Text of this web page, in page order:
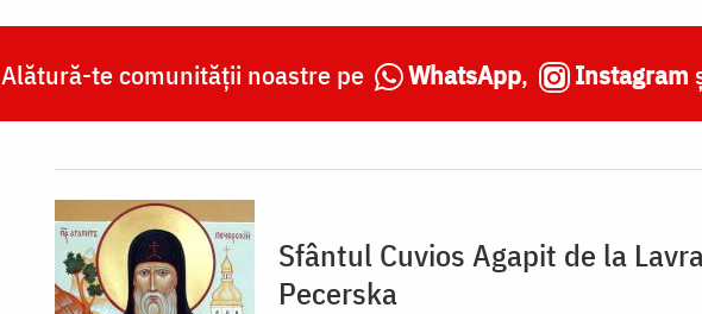
Alătură-te comunității noastre pe WhatsApp, Instagram
Sfântul Cuvios Agapit de la
Pecerska